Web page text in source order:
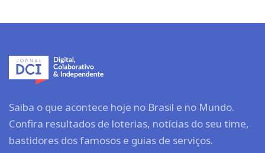
Saiba o que acontece hoje no Brasil e no Mundo.
Confira resultados de loterias, notícias do seu time,
bastidores dos famosos e guias de serviços.